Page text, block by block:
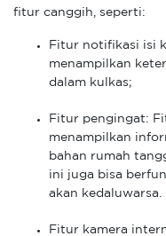
fitur canggih, seperti:
Fitur notifikasi isi
menampilkan
dalam kulkas;
Fitur pengingat:
menampilkan
bahan rumah
ini juga bisa
akan kedaluwarsa.
Fitur kamera